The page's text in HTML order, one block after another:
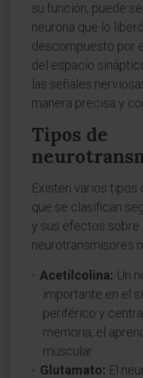
su función, puede
neurona que lo
descompuesto por
del espacio
las señales
manera precisa y
Tipos de
Existen varios tipos
que se clasifican
y sus efectos sobre
neurotransmisores
Acetilcolina: Un
importante en el
periférico y
memoria, el
muscular.
Glutamato: El